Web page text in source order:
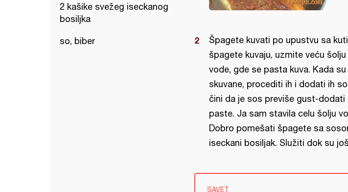
2 kašike svežeg iseckanog
bosiljka
so, biber
Špagete kuvati po upustvu sa
špagete kuvaju, uzmite veću
vode, gde se pasta kuva. Kada
skuvane, procediti ih i dodati ih
čini da je sos previše gust-dodati
paste. Ja sam stavila celu šolju
Dobro pomešati špagete sa
iseckani bosiljak. Služiti dok su
SAVET